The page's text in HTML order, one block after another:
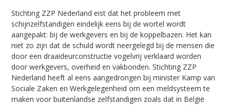
Stichting ZZP Nederland eist dat het probleem met
schijnzelfstandigen eindelijk eens bij de wortel wordt
aangepakt: bij de werkgevers en bij de koppelbazen. Het kan
niet zo zijn dat de schuld wordt neergelegd bij de mensen die
door een draaideurconstructie vogelvrij verklaard worden
door werkgevers, overheid en vakbonden. Stichting ZZP
Nederland heeft al eens aangedrongen bij minister Kamp van
Sociale Zaken en Werkgelegenheid om een meldsysteem te
maken voor buitenlandse zelfstandigen zoals dat in België